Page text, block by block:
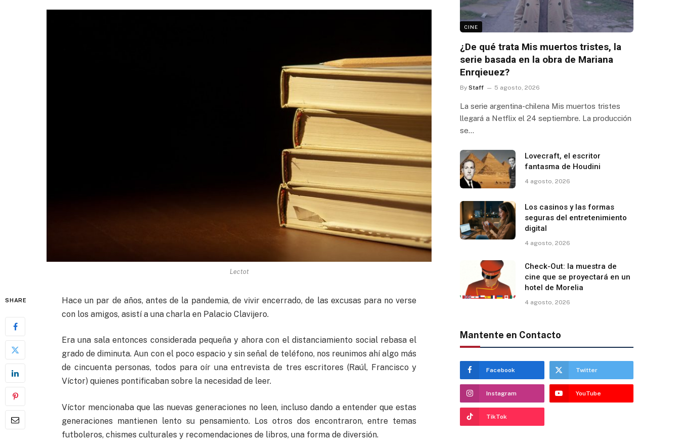
Lectot
SHARE
Hace un par de años, antes de la pandemia, de vivir encerrado, de las excusas para no verse
con los amigos, asistí a una charla en Palacio Clavijero.
Era una sala entonces considerada pequeña y ahora con el distanciamiento social rebasa el
grado de diminuta. Aun con el poco espacio y sin señal de teléfono, nos reunimos ahí algo más
de cincuenta personas, todos para oír una entrevista de tres escritores (Raúl, Francisco y
Víctor) quienes pontificaban sobre la necesidad de leer.
Víctor mencionaba que las nuevas generaciones no leen, incluso dando a entender que estas
generaciones mantienen lento su pensamiento. Los otros dos encontraron, entre temas
futboleros, chismes culturales y recomendaciones de libros, una forma de diversión.
CINE
¿De qué trata Mis muertos tristes, la
serie basada en la obra de Mariana
Enrqieuez?
By Staff 5 agosto, 2026
La serie argentina-chilena Mis muertos tristes
llegará a Netflix el 24 septiembre. La producción
se…
Lovecraft, el escritor
fantasma de Houdini
4 agosto, 2026
Los casinos y las formas
seguras del entretenimiento
digital
4 agosto, 2026
Check-Out: la muestra de
cine que se proyectará en un
hotel de Morelia
4 agosto, 2026
Mantente en Contacto
Facebook Twitter
Instagram YouTube
TikTok